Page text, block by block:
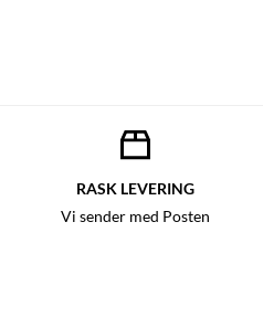
RASK LEVERING
Vi sender med Posten